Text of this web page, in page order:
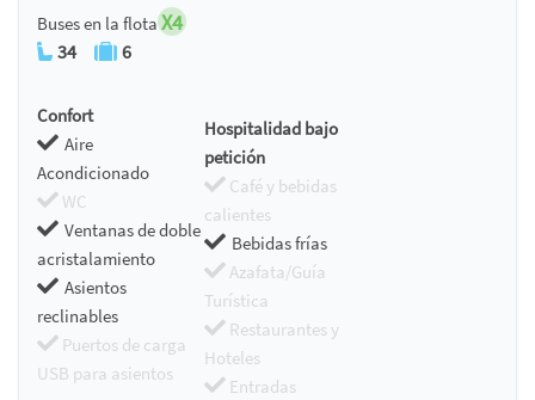
Buses en la flota X4
34 6
Confort
Aire
Acondicionado
WC
Ventanas de doble
acristalamiento
Asientos
reclinables
Puertos de carga
USB para asientos
Hospitalidad bajo
petición
Café y bebidas
calientes
Bebidas frías
Azafata/Guía
Turística
Restaurantes y
Hoteles
Entradas